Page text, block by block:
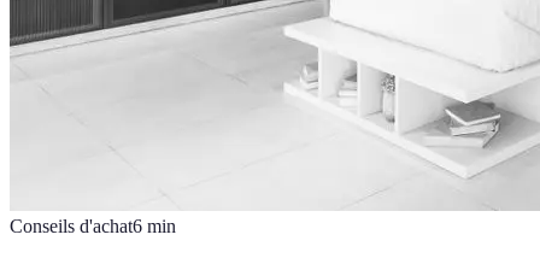
Conseils d'achat6 min